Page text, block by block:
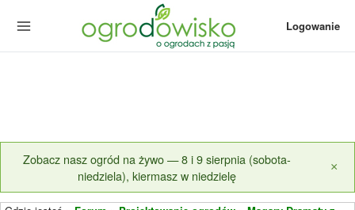
Logowanie
Zobacz nasz ogród na żywo — 8 i 9 sierpnia (sobota-
niedziela), kiermasz w niedzielę
×